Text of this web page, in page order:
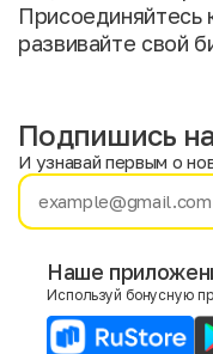
развивайте свой
Имя
E-mail
Подпишись
И узнавай первым о
Наше
Используй бонусную